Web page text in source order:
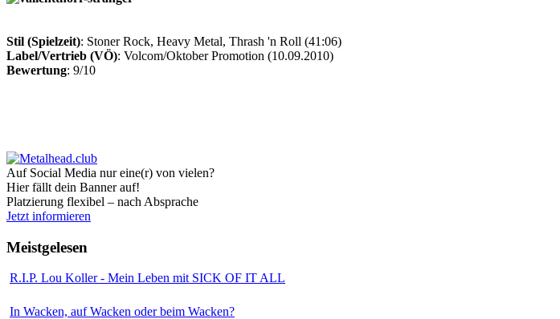
Stil (Spielzeit): Stoner Rock, Heavy Metal, Thrash 'n Roll (41:06)
Label/Vertrieb (VÖ): Volcom/Oktober Promotion (10.09.2010)
Bewertung: 9/10
Auf Social Media nur eine(r) von vielen?
Hier fällt dein Banner auf!
Platzierung flexibel – nach Absprache
Jetzt informieren
Meistgelesen
R.I.P. Lou Koller - Mein Leben mit SICK OF IT ALL
In Wacken, auf Wacken oder beim Wacken?